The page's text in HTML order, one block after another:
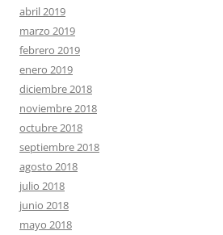
abril 2019
marzo 2019
febrero 2019
enero 2019
diciembre 2018
noviembre 2018
octubre 2018
septiembre 2018
agosto 2018
julio 2018
junio 2018
mayo 2018